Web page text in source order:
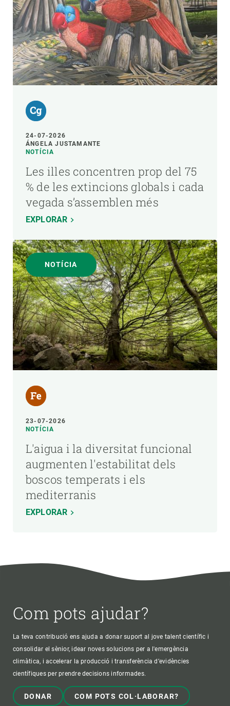
24-07-2026
ÁNGELA JUSTAMANTE
NOTÍCIA
Les illes concentren prop del 75
% de les extincions globals i cada
vegada s’assemblen més
EXPLORAR
NOTÍCIA
23-07-2026
NOTÍCIA
L'aigua i la diversitat funcional
augmenten l'estabilitat dels
boscos temperats i els
mediterranis
EXPLORAR
Com pots ajudar?
La teva contribució ens ajuda a donar suport al jove talent científic i
consolidar el sènior, idear noves solucions per a l'emergència
climàtica, i accelerar la producció i transferència d’evidències
científiques per prendre decisions informades.
DONAR COM POTS COL·LABORAR?